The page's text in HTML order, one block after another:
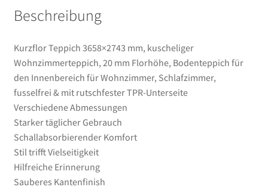
&
rutschfester
TPR-
Unterseite
Menge
Beschreibung
Kurzflor Teppich 3658×2743 mm, kuscheliger
Wohnzimmerteppich, 20 mm Florhöhe, Bodenteppich für
den Innenbereich für Wohnzimmer, Schlafzimmer,
fusselfrei & mit rutschfester TPR-Unterseite
Verschiedene Abmessungen
Starker täglicher Gebrauch
Schallabsorbierender Komfort
Stil trifft Vielseitigkeit
Hilfreiche Erinnerung
Sauberes Kantenfinish